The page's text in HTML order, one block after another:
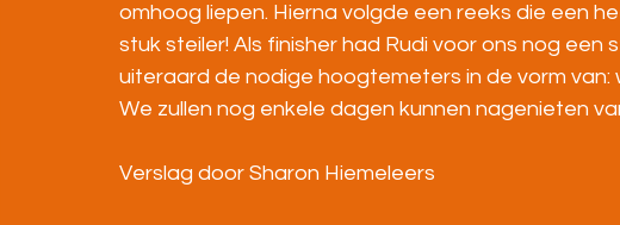
omhoog liepen. Hierna volgde een reeks die een
stuk steiler! Als finisher had Rudi voor ons nog
uiteraard de nodige hoogtemeters in de vorm
We zullen nog enkele dagen kunnen nagenieten
Verslag door Sharon Hiemeleers